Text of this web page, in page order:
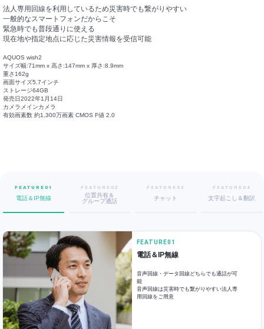
法人専用回線を利用しているため災害時でも繋がりやすい
一般的なスマートフォンだからこそ
緊急時でも普段通りに使える
現在地や指定地点に応じた災害情報を受信可能
AQUOS wish2
サイズ幅:71mm x 高さ:147mm x 厚さ:8.9mm
重さ162g
画面サイズ5.7インチ
ストレージ64GB
発売日2022年1月14日
カメラメインカメラ
有効画素数 約1,300万画素 CMOS F値 2.0
FEATURE01
電話＆IP無線
FEATURE02
位置共有＆
グループ通話
FEATURE03
チャット
FEATURE04
文字起こし＆翻訳
FEATURE01
電話＆IP無線
音声回線・データ回線どちらでも通話が可
能
音声回線は災害時でも繋がりやすい法人専
用回線をご用意